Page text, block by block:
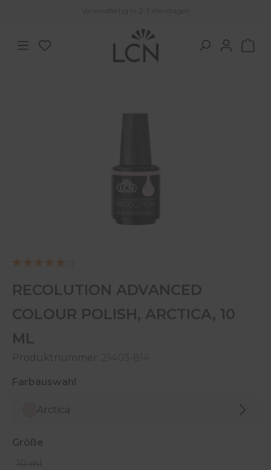
Zum Hauptinhalt springenVersandfertig in 2-3 Werktagen
Du hast 0 Produkte auf dem Merkzettel
RECOLUTION ADVANCED
COLOUR POLISH, ARCTICA, 10
ML
Produktnummer: 21403-814
Farbauswahl
Arctica
Größe
10 ml